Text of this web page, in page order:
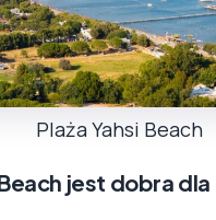
Plaża Yahsi Beach
jest dobra